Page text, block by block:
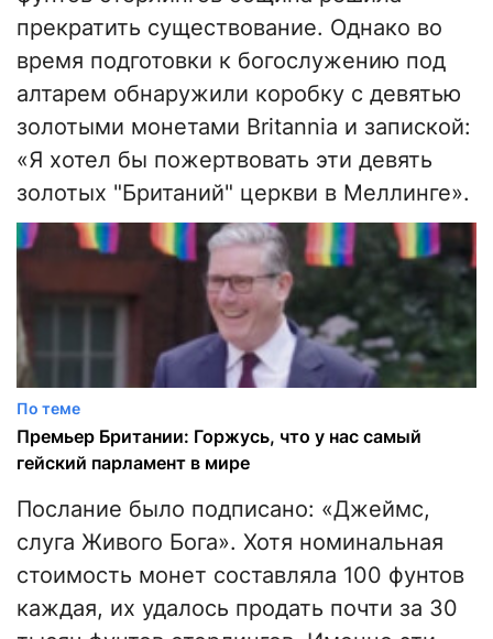
прекратить существование. Однако во
время подготовки к богослужению под
алтарем обнаружили коробку с девятью
золотыми монетами Britannia и запиской:
«Я хотел бы пожертвовать эти девять
золотых "Британий" церкви в Меллинге».
По теме
Премьер Британии: Горжусь, что у нас самый
гейский парламент в мире
Послание было подписано: «Джеймс,
слуга Живого Бога». Хотя номинальная
стоимость монет составляла 100 фунтов
каждая, их удалось продать почти за 30